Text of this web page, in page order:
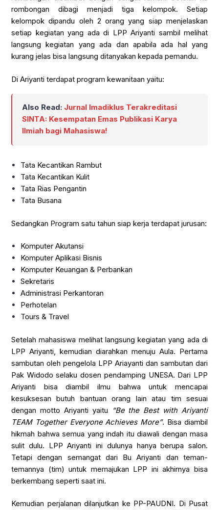
rombongan dibagi menjadi tiga kelompok. Setiap
kelompok dipandu oleh 2 orang yang siap menjelaskan
setiap kegiatan yang ada di LPP Ariyanti sambil melihat
langsung kegiatan yang ada dan apabila ada hal yang
kurang jelas bisa langsung ditanyakan kepada pemandu.
Di Ariyanti terdapat program kewanitaan yaitu:
Also Read: Jurnal Imadiklus Terakreditasi
SINTA: Kesempatan Emas Publikasi Karya
Ilmiah bagi Mahasiswa!
Tata Kecantikan Rambut
Tata Kecantikan Kulit
Tata Rias Pengantin
Tata Busana
Sedangkan Program satu tahun siap kerja terdapat jurusan:
Komputer Akutansi
Komputer Aplikasi Bisnis
Komputer Keuangan & Perbankan
Sekretaris
Administrasi Perkantoran
Perhotelan
Tours & Travel
Setelah mahasiswa melihat langsung kegiatan yang ada di
LPP Ariyanti, kemudian diarahkan menuju Aula. Pertama
sambutan oleh pengelola LPP Ariayanti dan sambutan dari
Pak Widodo selaku dosen pendamping UNESA. Dari LPP
Ariyanti bisa diambil ilmu bahwa untuk mencapai
kesuksesan butuh bantuan orang lain atau tim sesuai
dengan motto Ariyanti yaitu
“Be the Best with Ariyanti
TEAM Together Everyone Achieves More”. Bisa diambil
hikmah bahwa semua yang indah itu diawali dengan masa
sulit dulu. LPP Ariyanti ini dulunya hanya berupa salon.
Tetapi dengan semangat dari Bu Ariyanti dan teman-
temannya (tim) untuk memajukan LPP ini akhirnya bisa
berkembang seperti saat ini.
Kemudian perjalanan dilanjutkan ke PP-PAUDNI. Di Pusat